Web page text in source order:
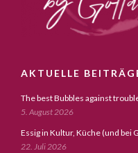
AKTUELLE
The best Bubbles against
5. August 2026
Essig in Kultur, Küche (und bei
22. Juli 2026